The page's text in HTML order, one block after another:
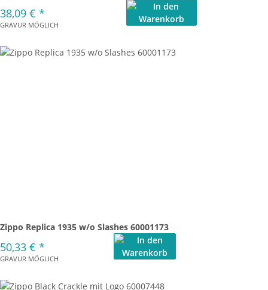
38,09 € *
GRAVUR MÖGLICH
Zippo Replica 1935 w/o Slashes 60001173
50,33 € *
GRAVUR MÖGLICH